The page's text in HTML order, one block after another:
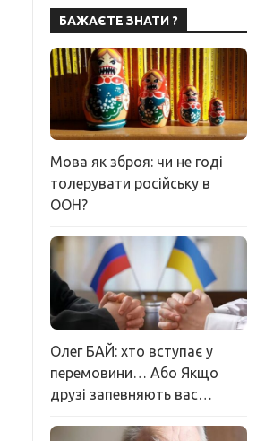
БАЖАЄТЕ ЗНАТИ ?
Мова як зброя: чи не годі
толерувати російську в
ООН?
Олег БАЙ: хто вступає у
перемовини… Або Якщо
друзі запевняють вас…